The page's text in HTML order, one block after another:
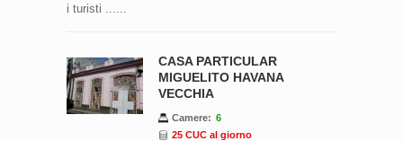
i turisti ......
CASA PARTICULAR
MIGUELITO HAVANA
VECCHIA
Camere: 6
25 CUC al giorno